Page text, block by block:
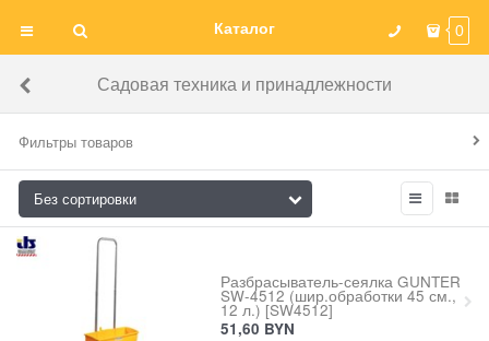
Каталог 0
Садовая техника и принадлежности
Фильтры товаров
Разбрасыватель-сеялка GUNTER
SW-4512 (шир.обработки 45 см.,
12 л.) [SW4512]
51,60 BYN